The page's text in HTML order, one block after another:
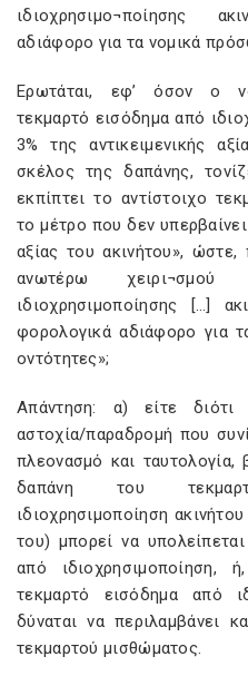
ιδιοχρησιμο¬ποίησης
αδιάφορο για τα νομικά
Ερωτάται, εφ’ όσον ο
τεκμαρτό εισόδημα από
3% της αντικειμενικής
σκέλος της δαπάνης,
εκπίπτει το αντίστοιχο
το μέτρο που δεν
αξίας του ακινήτου»,
ανωτέρω
ιδιοχρησιμοποίησης […]
φορολογικά αδιάφορο για
οντότητες»;
Απάντηση: α) είτε διότι
αστοχία/παραδρομή που
πλεονασμό και ταυτολογία,
δαπάνη του
ιδιοχρησιμοποίηση
του) μπορεί να
από ιδιοχρησιμοποίηση,
τεκμαρτό εισόδημα από
δύναται να περιλαμβάνει
τεκμαρτού μισθώματος.